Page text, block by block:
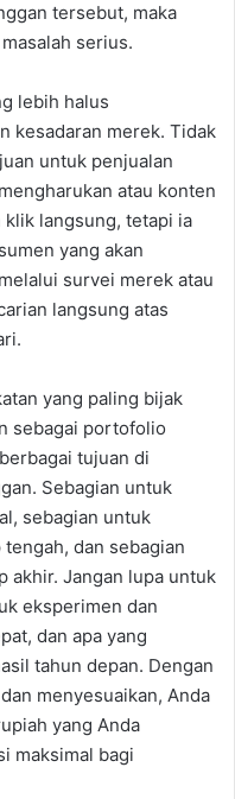
tersebut, maka
serius.
lebih halus
kesadaran merek. Tidak
untuk penjualan
atau konten
langsung, tetapi ia
yang akan
survei merek atau
langsung atas
yang paling bijak
sebagai portofolio
tujuan di
Sebagian untuk
sebagian untuk
dan sebagian
akhir. Jangan lupa untuk
eksperimen dan
dan apa yang
tahun depan. Dengan
menyesuaikan, Anda
yang Anda
maksimal bagi